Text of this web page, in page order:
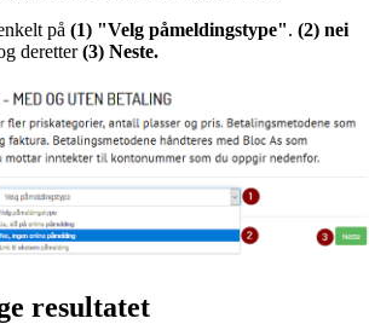
på (1) "Velg påmeldingstype". (2) nei
deretter(3) Neste.
resultatet